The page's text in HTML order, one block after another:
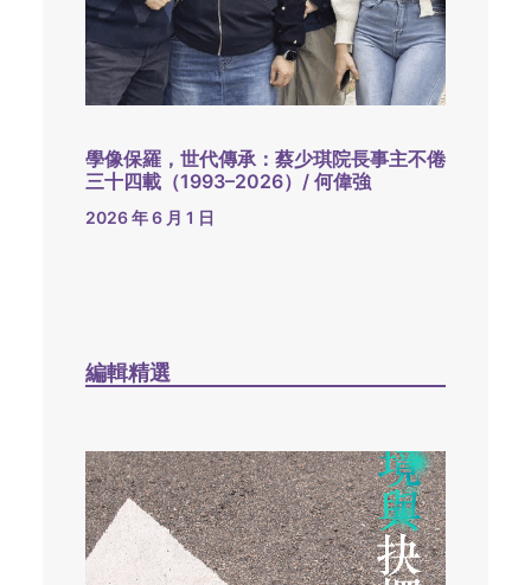
學像保羅，世代傳承：蔡少琪院長事主不倦
三十四載（1993–2026）/ 何偉強
2026 年 6 月 1 日
編輯精選